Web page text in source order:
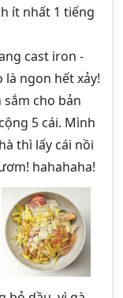
ít nhất 1 tiếng
cast iron -
là ngon hết xảy!
cho bản
5 cái. Mình
thì lấy cái nồi
hahahaha!